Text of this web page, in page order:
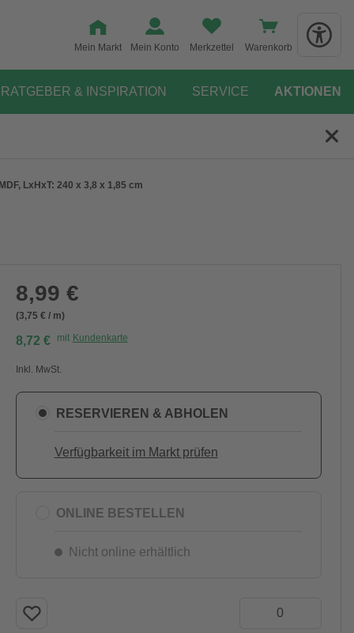
Mein Markt Mein Konto Merkzettel Warenkorb
RATGEBER & INSPIRATION SERVICE AKTIONEN
LxHxT: 240 x 3,8 x 1,85 cm
8,99 €
(3,75 € / m)
8,72 € mit Kundenkarte
Inkl. MwSt.
RESERVIEREN & ABHOLEN
Verfügbarkeit im Markt prüfen
ONLINE BESTELLEN
Nicht online erhältlich